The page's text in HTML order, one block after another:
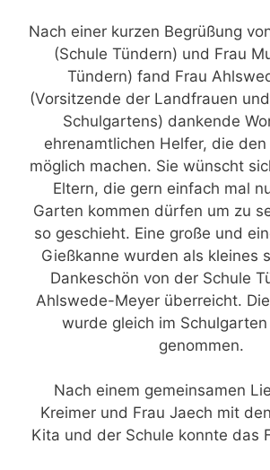
Nach einer kurzen Begrüßung
(Schule Tündern) und Frau
Tündern) fand Frau
(Vorsitzende der Landfrauen
Schulgartens) dankende
ehrenamtlichen Helfer, die
möglich machen. Sie wünscht
Eltern, die gern einfach mal
Garten kommen dürfen um zu
so geschieht. Eine große und
Gießkanne wurden als kleines
Dankeschön von der Schule
Ahlswede-Meyer überreicht.
wurde gleich im
genommen.
Nach einem gemeinsamen
Kreimer und Frau Jaech mit
Kita und der Schule konnte das